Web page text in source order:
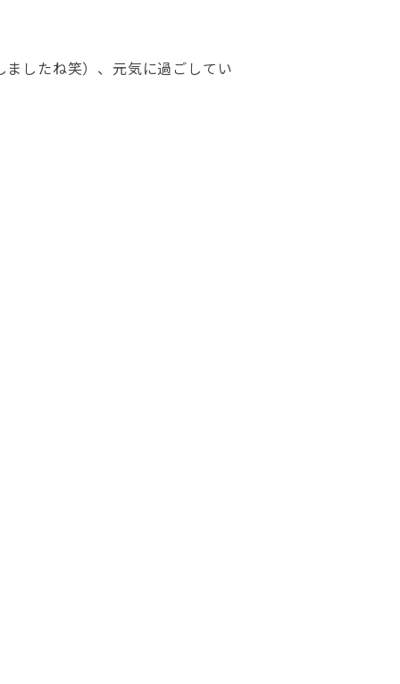
したね笑）、元気に過ごしてい